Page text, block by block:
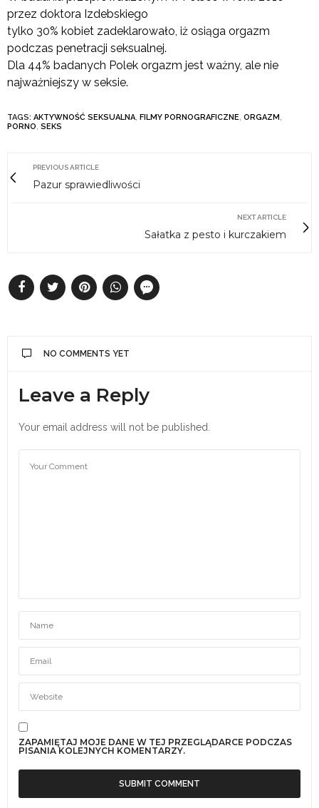
przez doktora Izdebskiego
tylko 30% kobiet zadeklarowało, iż osiąga orgazm
podczas penetracji seksualnej.
Dla 44% badanych Polek orgazm jest ważny, ale nie
najważniejszy w seksie.
TAGS: AKTYWNOŚĆ SEKSUALNA FILMY PORNOGRAFICZNE ORGAZM
PORNO SEKS
PREVIOUS ARTICLE
Pazur sprawiedliwości
NEXT ARTICLE
Sałatka z pesto i kurczakiem
NO COMMENTS YET
Leave a Reply
Your email address will not be published.
ZAPAMIĘTAJ MOJE DANE W TEJ PRZEGLĄDARCE PODCZAS
PISANIA KOLEJNYCH KOMENTARZY.